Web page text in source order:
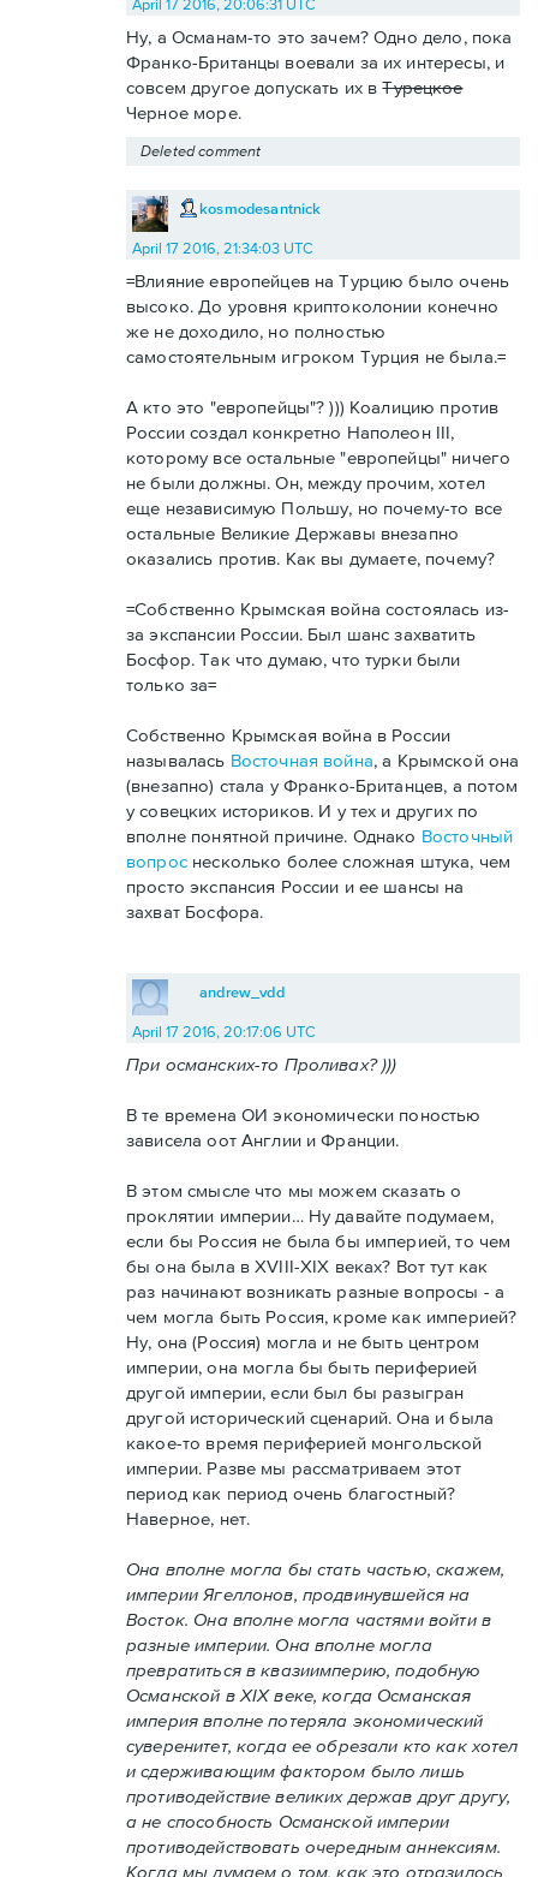
April 17 2016, 20:06:31 UTC
Ну, а Османам-то это зачем? Одно дело, пока
Франко-Британцы воевали за их интересы, и
совсем другое допускать их вТурецкое
Черное море.
Deleted comment
kosmodesantnick
April 17 2016, 21:34:03 UTC
=Влияние европейцев на Турцию было очень
высоко. До уровня криптоколонии конечно
же не доходило, но полностью
самостоятельным игроком Турция не была.=
А кто это "европейцы"? ))) Коалицию против
России создал конкретно Наполеон III,
которому все остальные "европейцы" ничего
не были должны. Он, между прочим, хотел
еще независимую Польшу, но почему-то все
остальные Великие Державы внезапно
оказались против. Как вы думаете, почему?
=Собственно Крымская война состоялась из-
за экспансии России. Был шанс захватить
Босфор. Так что думаю, что турки были
только за=
Собственно Крымская война в России
называлась Восточная война, а Крымской она
(внезапно) стала у Франко-Британцев, а потом
у совецких историков. И у тех и других по
вполне понятной причине. Однако Восточный
вопроснесколько более сложная штука, чем
просто экспансия России и ее шансы на
захват Босфора.
andrew_vdd
April 17 2016, 20:17:06 UTC
При османских-то Проливах? )))
В те времена ОИ экономически поностью
зависела оот Англии и Франции.
В этом смысле что мы можем сказать о
проклятии империи… Ну давайте подумаем,
если бы Россия не была бы империей, то чем
бы она была в XVIII-XIX веках? Вот тут как
раз начинают возникать разные вопросы - а
чем могла быть Россия, кроме как империей?
Ну, она (Россия) могла и не быть центром
империи, она могла бы быть периферией
другой империи, если был бы разыгран
другой исторический сценарий. Она и была
какое-то время периферией монгольской
империи. Разве мы рассматриваем этот
период как период очень благостный?
Наверное, нет.
Она вполне могла бы стать частью, скажем,
империи Ягеллонов, продвинувшейся на
Восток. Она вполне могла частями войти в
разные империи. Она вполне могла
превратиться в квазиимперию, подобную
Османской в XIX веке, когда Османская
империя вполне потеряла экономический
суверенитет, когда ее обрезали кто как хотел
и сдерживающим фактором было лишь
противодействие великих держав друг другу,
а не способность Османской империи
противодействовать очередным аннексиям.
Когда мы думаем о том, как это отразилось